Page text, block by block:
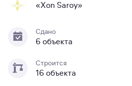
«Xon Saroy»
Сдано
6 объекта
Строится
16 объекта